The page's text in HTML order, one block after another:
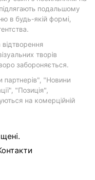
подальшому
в будь-якій формі,
творів
забороняється.
"Новини
"Позиція",
на комерційній